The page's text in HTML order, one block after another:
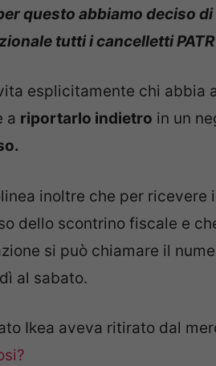
questo abbiamo deciso
tutti i cancelletti
esplicitamente chi abbia
a riportarlo indietro in un
inoltre che per ricevere
dello scontrino fiscale e
si può chiamare il
al sabato.
Ikea aveva ritirato dal